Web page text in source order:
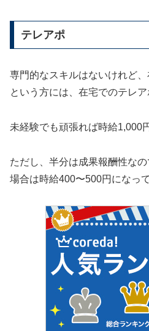
テレアポ
専門的なスキルはないけれど
という方には、在宅でのテレア
未経験でも頑張れば時給1,000
ただし、半分は成果報酬性な
場合は時給400〜500円になっ